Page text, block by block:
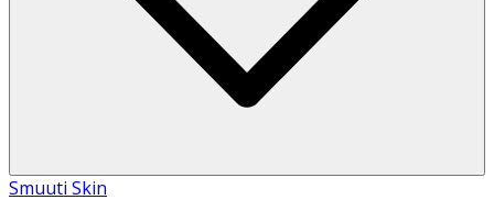
Smuuti Skin